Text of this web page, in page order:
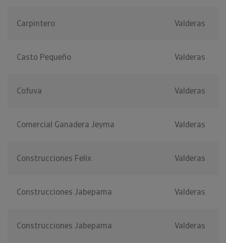
Carpintero Valderas
Casto Pequeño Valderas
Cofuva Valderas
Comercial Ganadera Jeyma Valderas
Construcciones Felix Valderas
Construcciones Jabepama Valderas
Construcciones Jabepama Valderas